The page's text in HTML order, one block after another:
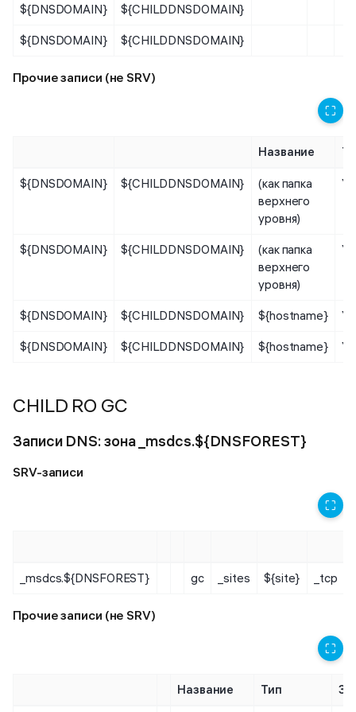
${DNSDOMAIN} ${CHILDDNSDOMAIN}
${DNSDOMAIN} ${CHILDDNSDOMAIN}
Прочие записи (не SRV)
⛶
Название
${DNSDOMAIN} ${CHILDDNSDOMAIN}
(как папка
верхнего
уровня)
${DNSDOMAIN} ${CHILDDNSDOMAIN}
(как папка
верхнего
уровня)
${DNSDOMAIN} ${CHILDDNSDOMAIN} ${hostname}
${DNSDOMAIN} ${CHILDDNSDOMAIN} ${hostname}
CHILD RO GC
Записи DNS: зона _msdcs.${DNSFOREST}
SRV-записи
⛶
_msdcs.${DNSFOREST} gc _sites ${site} _tcp
Прочие записи (не SRV)
⛶
Название Тип